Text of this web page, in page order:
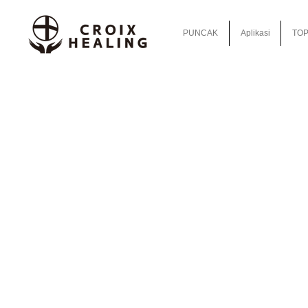
PUNCAK Aplikasi